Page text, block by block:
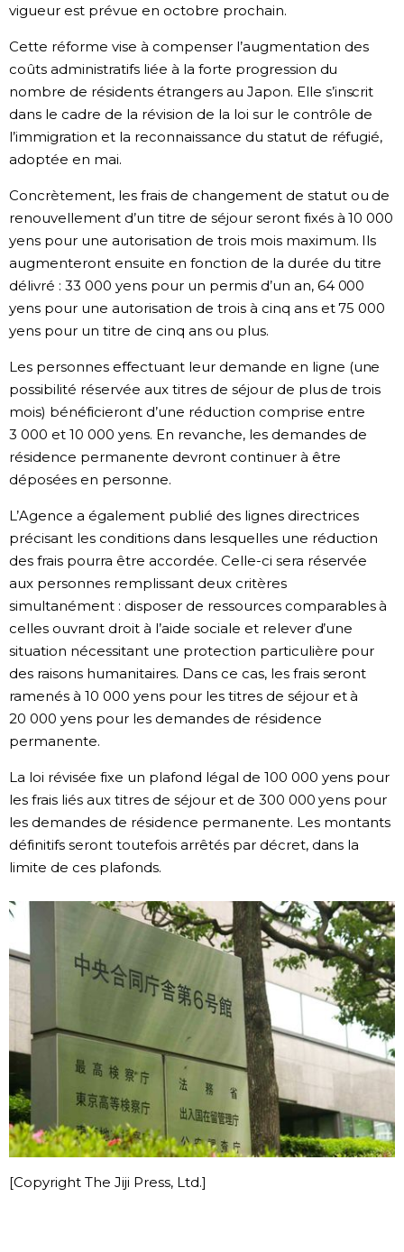
Personnages
Chroniques
Images
Tokyo
vigueur est prévue en octobre prochain.
Cette réforme vise à compenser l’augmentation des
coûts administratifs liée à la forte progression du
nombre de résidents étrangers au Japon. Elle s’inscrit
dans le cadre de la révision de la loi sur le contrôle de
l’immigration et la reconnaissance du statut de réfugié,
adoptée en mai.
Concrètement, les frais de changement de statut ou de
renouvellement d’un titre de séjour seront fixés à 10 000
yens pour une autorisation de trois mois maximum. Ils
augmenteront ensuite en fonction de la durée du titre
délivré : 33 000 yens pour un permis d’un an, 64 000
yens pour une autorisation de trois à cinq ans et 75 000
yens pour un titre de cinq ans ou plus.
Les personnes effectuant leur demande en ligne (une
possibilité réservée aux titres de séjour de plus de trois
mois) bénéficieront d’une réduction comprise entre
3 000 et 10 000 yens. En revanche, les demandes de
résidence permanente devront continuer à être
déposées en personne.
L’Agence a également publié des lignes directrices
précisant les conditions dans lesquelles une réduction
des frais pourra être accordée. Celle-ci sera réservée
aux personnes remplissant deux critères
simultanément : disposer de ressources comparables à
celles ouvrant droit à l’aide sociale et relever d’une
situation nécessitant une protection particulière pour
des raisons humanitaires. Dans ce cas, les frais seront
ramenés à 10 000 yens pour les titres de séjour et à
20 000 yens pour les demandes de résidence
permanente.
La loi révisée fixe un plafond légal de 100 000 yens pour
les frais liés aux titres de séjour et de 300 000 yens pour
les demandes de résidence permanente. Les montants
définitifs seront toutefois arrêtés par décret, dans la
limite de ces plafonds.
[Copyright The Jiji Press, Ltd.]